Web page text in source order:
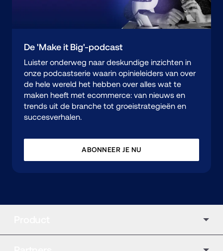
De 'Make it Big'-podcast
Luister onderweg naar deskundige inzichten in
onze podcastserie waarin opinieleiders van over
de hele wereld het hebben over alles wat te
maken heeft met ecommerce: van nieuws en
trends uit de branche tot groeistrategieën en
succesverhalen.
ABONNEER JE NU